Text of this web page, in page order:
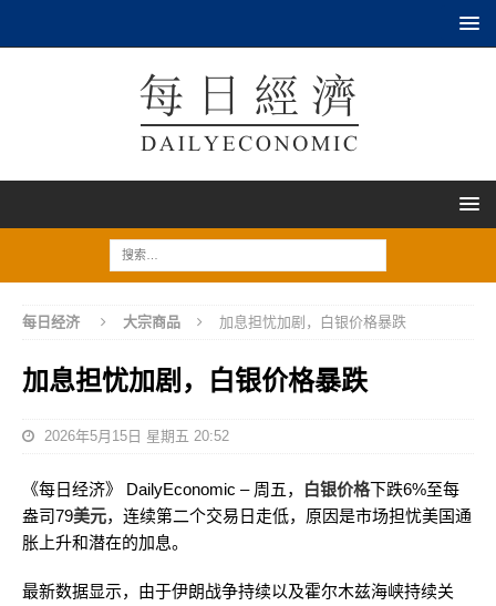
每日经济 大宗商品 加息担忧加剧，白银价格暴跌
加息担忧加剧，白银价格暴跌
2026年5月15日 星期五 20:52
《每日经济》 DailyEconomic – 周五， 白银价格下跌6%至每
盎司79美元，连续第二个交易日走低，原因是市场担忧美国通
胀上升和潜在的加息。
最新数据显示，由于伊朗战争持续以及霍尔木兹海峡持续关